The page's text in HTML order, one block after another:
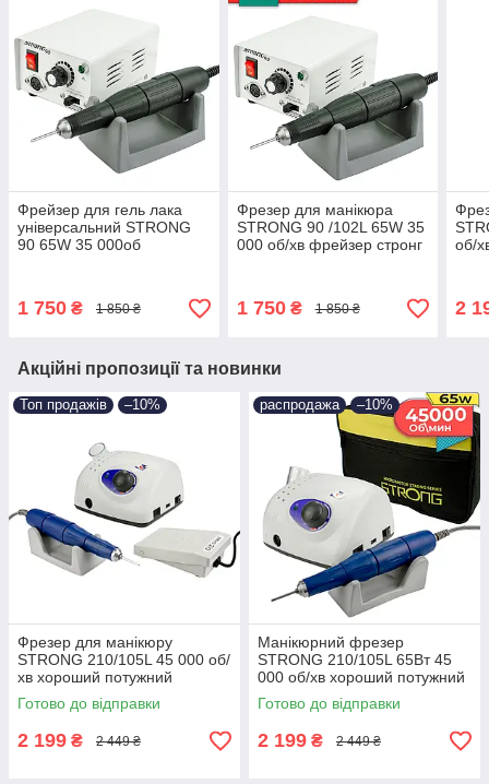
Фрейзер для гель лака
універсальний STRONG
90 65W 35 000об
фрезер
1 750 ₴ 1 850 ₴
Фрезер для манікюра
STRONG 90 /102L 65W 35
000 об/хв фрейзер стронг
1 750₴ 1 850 ₴
об/
2
Акційні пропозиції та новинки
Топ продажів –10%
Фрезер для манікюру
STRONG 210/105L 45 000 об/
хв хороший потужний
професійний фрейзер
манікюрний стронг
Готово до відправки
2 199 ₴ 2 449 ₴
распродажа –10%
Манікюрний фрезер
STRONG 210/105L 65Вт 45
000 об/хв хороший потужний
професійний фрезер для
нігтів Стронг
Готово до відправки
2 199 ₴ 2 449 ₴